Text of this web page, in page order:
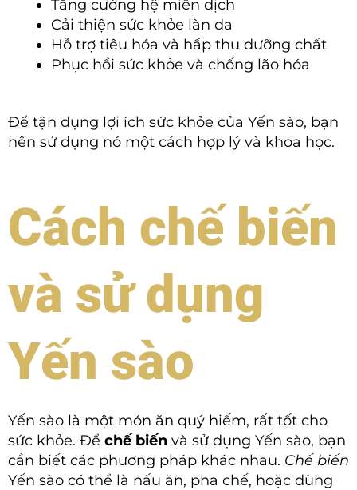
Tăng cường hệ miễn dịch
Cải thiện sức khỏe làn da
Hỗ trợ tiêu hóa và hấp thu dưỡng chất
Phục hồi sức khỏe và chống lão hóa
Để tận dụng lợi ích sức khỏe của Yến sào, bạn
nên sử dụng nó một cách hợp lý và khoa học.
Cách chế biến
và sử dụng
Yến sào
Yến sào là một món ăn quý hiếm, rất tốt cho
sức khỏe. Để chế biến và sử dụng Yến sào, bạn
cần biết các phương pháp khác nhau. Chế biến
Yến sào có thể là nấu ăn, pha chế, hoặc dùng